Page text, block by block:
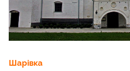
Шарівка